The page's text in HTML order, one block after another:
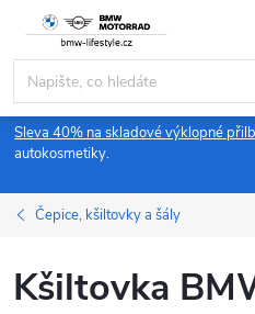
obsah
Sleva 40% na skladové výklopné
autokosmetiky.
Čepice, kšiltovky a šály
Kšiltovka